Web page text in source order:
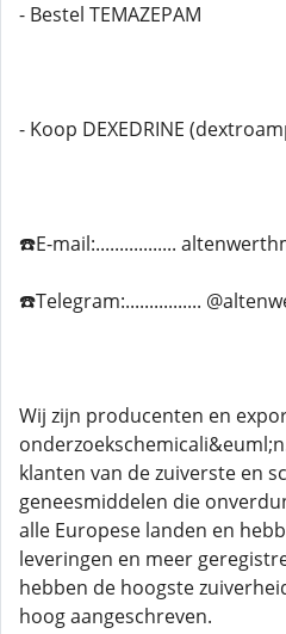
- Bestel TEMAZEPAM
- Koop DEXEDRINE
☎️E-mail:.................
☎️Telegram:................
Wij zijn producenten en
klanten van de zuiverste en
geneesmiddelen die
alle Europese landen en
leveringen en meer
hebben de hoogste
hoog aangeschreven.